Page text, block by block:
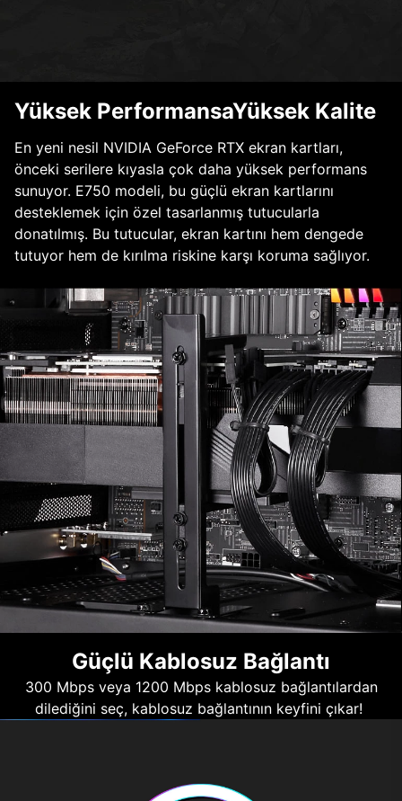
Yüksek PerformansaYüksek Kalite
En yeni nesil NVIDIA GeForce RTX ekran kartları,
önceki serilere kıyasla çok daha yüksek performans
sunuyor. E750 modeli, bu güçlü ekran kartlarını
desteklemek için özel tasarlanmış tutucularla
donatılmış. Bu tutucular, ekran kartını hem dengede
tutuyor hem de kırılma riskine karşı koruma sağlıyor.
Güçlü Kablosuz Bağlantı
300 Mbps veya 1200 Mbps kablosuz bağlantılardan
dilediğini seç, kablosuz bağlantının keyfini çıkar!